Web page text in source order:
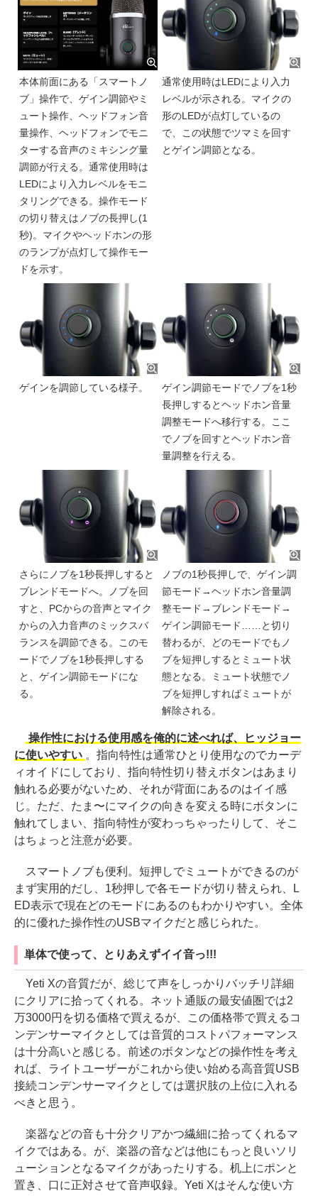
本体前面にある「スマートノ
ブ」操作で、ゲイン調節やミ
ュート操作、ヘッドフォン音
量操作、ヘッドフォンでモニ
ターする音声のミキシング量
調節が行える。通常使用時は
LEDにより入力レベルをモニ
タリングできる。操作モード
の切り替えはノブの長押し(1
秒)。マイクやヘッドホンの形
のランプが点灯して操作モー
ドを示す。
通常使用時はLEDにより入力
レベルが示される。マイクの
形のLEDが点灯しているの
で、この状態でツマミを回す
とゲイン調節となる。
ゲインを調節している様子。
ゲイン調節モードでノブを1秒
長押しするとヘッドホン音量
調整モードへ移行する。ここ
でノブを回すとヘッドホン音
量調整を行える。
さらにノブを1秒長押しすると
ブレンドモードへ。ノブを回
すと、PCからの音声とマイク
からの入力音声のミックスバ
ランスを調節できる。このモ
ードでノブを1秒長押しする
と、ゲイン調節モードにな
る。
ノブの1秒長押しで、ゲイン調
節モード→ヘッドホン音量調
整モード→ブレンドモード→
ゲイン調節モード……と切り
替わるが、どのモードでもノ
ブを短押しするとミュート状
態となる。ミュート状態でノ
ブを短押しすればミュートが
解除される。
操作性における使用感を俺的に述べれば、ヒッジョー
に使いやすい 。指向特性は通常ひとり使用なのでカーデ
ィオイドにしており、指向特性切り替えボタンはあまり
触れる必要がないため、それが背面にあるのはイイ感
じ。ただ、たま〜にマイクの向きを変える時にボタンに
触れてしまい、指向特性が変わっちゃったりして、そこ
はちょっと注意が必要。
スマートノブも便利。短押しでミュートができるのが
まず実用的だし、1秒押しで各モードが切り替えられ、L
ED表示で現在どのモードにあるのもわかりやすい。全体
的に優れた操作性のUSBマイクだと感じられた。
単体で使って、とりあえずイイ音っ!!!
Yeti Xの音質だが、総じて声をしっかりバッチリ詳細
にクリアに拾ってくれる。ネット通販の最安値圏では2
万3000円を切る価格で買えるが、この価格帯で買えるコ
ンデンサーマイクとしては音質的コストパフォーマンス
は十分高いと感じる。前述のボタンなどの操作性を考え
れば、ライトユーザーがこれから使い始める高音質USB
接続コンデンサーマイクとしては選択肢の上位に入れる
べきと思う。
楽器などの音も十分クリアかつ繊細に拾ってくれるマ
イクではある。が、楽器の音などは他にもっと良いソリ
ューションとなるマイクがあったりする。机上にポンと
置き、口に正対させて音声収録。Yeti Xはそんな使い方